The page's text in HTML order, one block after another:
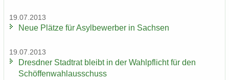
19.07.2013
Neue Plät­ze für Asyl­be­wer­ber in Sach­sen
19.07.2013
Dresd­ner Stadt­rat bleibt in der Wahl­pflicht für den
Schöf­fen­wahl­aus­schuss